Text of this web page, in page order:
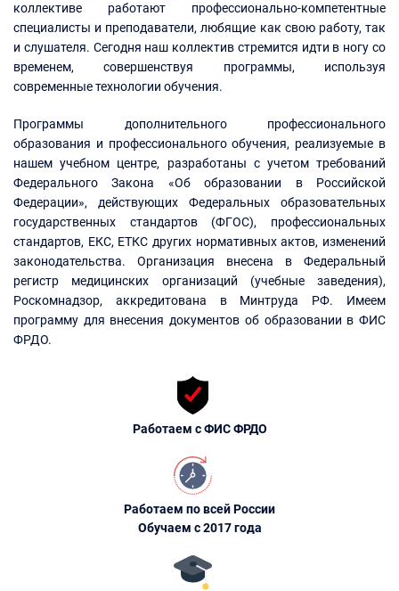
коллективе работают профессионально-компетентные
специалисты и преподаватели, любящие как свою работу, так
и слушателя. Сегодня наш коллектив стремится идти в ногу со
временем, совершенствуя программы, используя
современные технологии обучения.
Программы дополнительного профессионального
образования и профессионального обучения, реализуемые в
нашем учебном центре, разработаны с учетом требований
Федерального Закона «Об образовании в Российской
Федерации», действующих Федеральных образовательных
государственных стандартов (ФГОС), профессиональных
стандартов, ЕКС, ЕТКС других нормативных актов, изменений
законодательства. Организация внесена в Федеральный
регистр медицинских организаций (учебные заведения),
Роскомнадзор, аккредитована в Минтруда РФ. Имеем
программу для внесения документов об образовании в ФИС
ФРДО.
Работаем с ФИС ФРДО
Работаем по всей России
Обучаем с 2017 года